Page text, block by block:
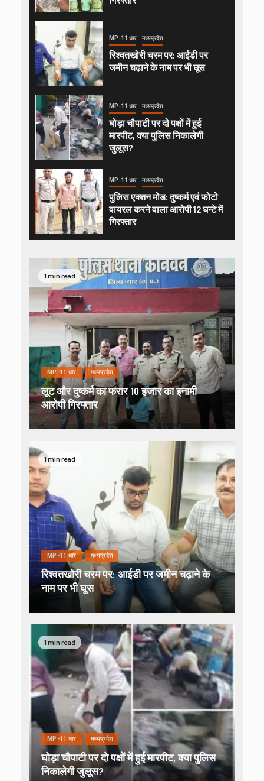
MP-11 धार मध्यप्रदेश
रिश्वतखोरी चरम पर: आईडी पर
जमीन चढ़ाने के नाम पर भी घूस
MP-11 धार मध्यप्रदेश
घोड़ा चौपाटी पर दो पक्षों में हुई
मारपीट, क्या पुलिस निकालेगी
जुलूस?
MP-11 धार मध्यप्रदेश
पुलिस एक्शन मोड: दुष्कर्म एवं फोटो
वायरल करने वाला आरोपी 12 घन्टे में
गिरफ्तार
1 min read
MP-11 धार मध्यप्रदेश
लूट और दुष्कर्म का फरार 10 हजार का इनामी
आरोपी गिरफ्तार
1 min read
MP-11 धार मध्यप्रदेश
रिश्वतखोरी चरम पर: आईडी पर जमीन चढ़ाने के
नाम पर भी घूस
1 min read
MP-11 धार मध्यप्रदेश
घोड़ा चौपाटी पर दो पक्षों में हुई मारपीट, क्या पुलिस
निकालेगी जुलूस?